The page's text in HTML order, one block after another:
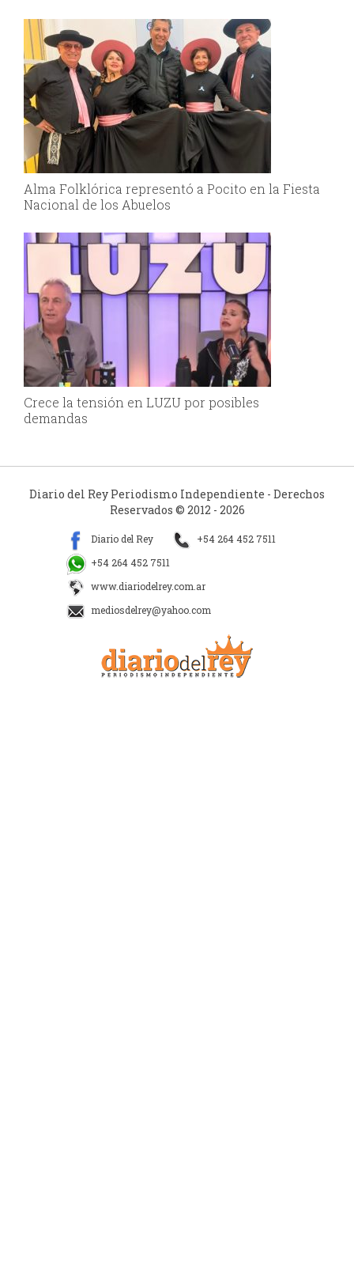
Alma Folklórica representó a Pocito en la Fiesta
Nacional de los Abuelos
Crece la tensión en LUZU por posibles
demandas
Diario del Rey Periodismo Independiente - Derechos
Reservados © 2012 - 2026
Diario del Rey
+54 264 452 7511
+54 264 452 7511
www.diariodelrey.com.ar
mediosdelrey@yahoo.com